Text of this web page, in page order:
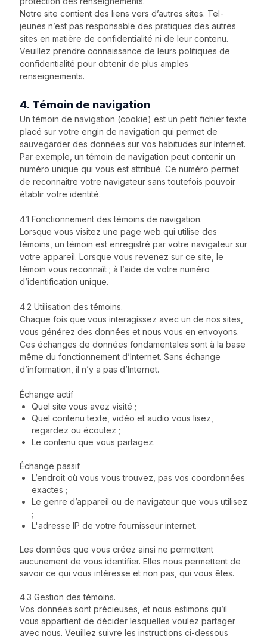
Notre site contient des liens vers d’autres sites. Tel-
jeunes n’est pas responsable des pratiques des autres
sites en matière de confidentialité ni de leur contenu.
Veuillez prendre connaissance de leurs politiques de
confidentialité pour obtenir de plus amples
renseignements.
4. Témoin de navigation
Un témoin de navigation (cookie) est un petit fichier texte
placé sur votre engin de navigation qui permet de
sauvegarder des données sur vos habitudes sur Internet.
Par exemple, un témoin de navigation peut contenir un
numéro unique qui vous est attribué. Ce numéro permet
de reconnaître votre navigateur sans toutefois pouvoir
établir votre identité.
4.1 Fonctionnement des témoins de navigation.
Lorsque vous visitez une page web qui utilise des
témoins, un témoin est enregistré par votre navigateur sur
votre appareil. Lorsque vous revenez sur ce site, le
témoin vous reconnaît ; à l’aide de votre numéro
d’identification unique.
4.2 Utilisation des témoins.
Chaque fois que vous interagissez avec un de nos sites,
vous générez des données et nous vous en envoyons.
Ces échanges de données fondamentales sont à la base
même du fonctionnement d’Internet. Sans échange
d’information, il n’y a pas d’Internet.
Échange actif
Quel site vous avez visité ;
Quel contenu texte, vidéo et audio vous lisez,
regardez ou écoutez ;
Le contenu que vous partagez.
Échange passif
L’endroit où vous vous trouvez, pas vos coordonnées
exactes ;
Le genre d’appareil ou de navigateur que vous utilisez
;
L'adresse IP de votre fournisseur internet.
Les données que vous créez ainsi ne permettent
aucunement de vous identifier. Elles nous permettent de
savoir ce qui vous intéresse et non pas, qui vous êtes.
4.3 Gestion des témoins.
Vos données sont précieuses, et nous estimons qu’il
vous appartient de décider lesquelles voulez partager
avec nous. Veuillez suivre les instructions ci-dessous